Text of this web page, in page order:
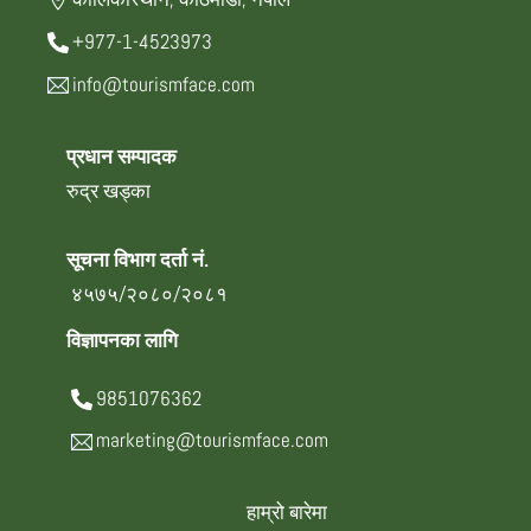
+977-1-4523973
info@tourismface.com
प्रधान सम्पादक
रुद्र खड्का
सूचना विभाग दर्ता नं.
४५७५/२०८०/२०८१
विज्ञापनका लागि
9851076362
marketing@tourismface.com
हाम्रो बारेमा